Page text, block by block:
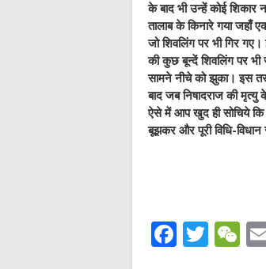
के बाद भी उन्हें कोई शिकार
तालाब के किनारे गया जहाँ
जो शिवलिंग पर भी गिर
की कुछ बून्दें शिवलिंग पर
सामने नीचे को झुका। इस
बाद जब निषादराज की
ऐसे में आप खुद ही सोचिये
बूझकर और पूरी विधि-
F
T
W